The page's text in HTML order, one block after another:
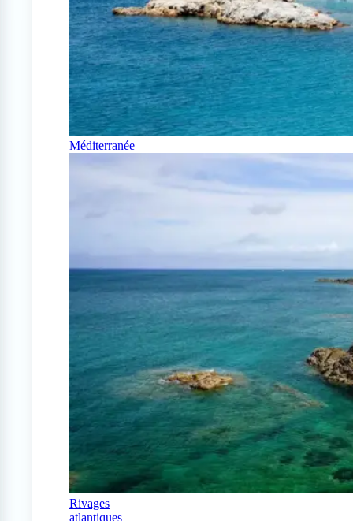
Méditerranée
Rivages
atlantiques